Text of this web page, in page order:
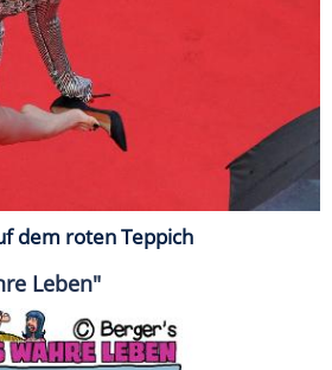
dem roten Teppich
Leben"